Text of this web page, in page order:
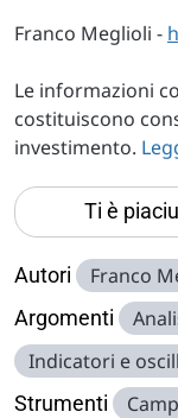
Franco Meglioli -
Le informazioni
costituiscono
investimento.
Ti è
Autori Franco
Argomenti
Indicatori e
Strumenti